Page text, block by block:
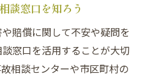
談窓口を知ろう
賠償に関して不安や疑問を
窓口を活用することが大切
相談センターや市区町村の